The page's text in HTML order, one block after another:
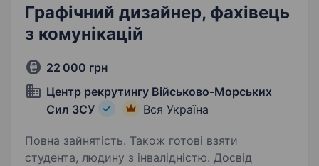
Графічний дизайнер, фахівець
з комунікацій
22 000 грн
Центр рекрутингу Військово-Морських
Сил ЗСУ
Вся Україна
Повна зайнятість. Також готові взяти
студента, людину з інвалідністю. Досвід